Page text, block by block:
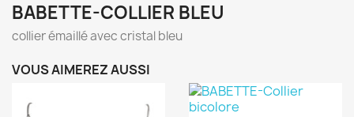
BABETTE-COLLIER BLEU
collier émaillé avec cristal bleu
VOUS AIMEREZ AUSSI